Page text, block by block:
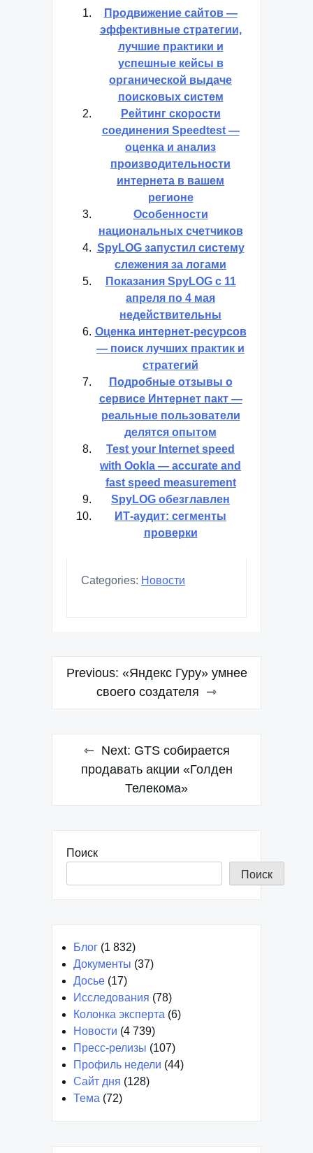
Продвижение сайтов —
эффективные стратегии,
лучшие практики и
успешные кейсы в
органической выдаче
поисковых систем
Рейтинг скорости
соединения Speedtest —
оценка и анализ
производительности
интернета в вашем
регионе
Особенности
национальных счетчиков
SpyLOG запустил систему
слежения за логами
Показания SpyLOG с 11
апреля по 4 мая
недействительны
Оценка интернет-ресурсов
— поиск лучших практик и
стратегий
Подробные отзывы о
сервисе Интернет пакт —
реальные пользователи
делятся опытом
Test your Internet speed
with Ooklа — accurate and
fast speed measurement
SpyLOG обезглавлен
ИТ-аудит: сегменты
проверки
Categories: Новости
Навигация
Previous: «Яндекс Гуру» умнее
своего создателя
Next: GTS собирается
продавать акции «Голден
Телекома»
Поиск
Поиск
Блог (1 832)
Документы (37)
Досье (17)
Исследования (78)
Колонка эксперта (6)
Новости (4 739)
Пресс-релизы (107)
Профиль недели (44)
Сайт дня (128)
Тема (72)